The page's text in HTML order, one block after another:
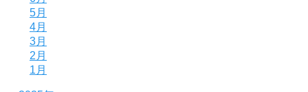
5月
4月
3月
2月
1月